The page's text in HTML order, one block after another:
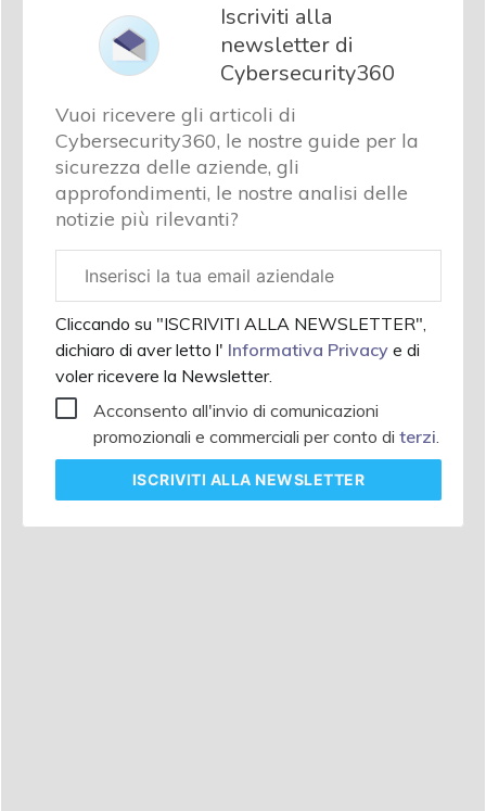
Iscriviti alla
newsletter di
Cybersecurity360
Vuoi ricevere gli articoli di
Cybersecurity360, le nostre guide per la
sicurezza delle aziende, gli
approfondimenti, le nostre analisi delle
notizie più rilevanti?
aziendale
Cliccando su "ISCRIVITI ALLA NEWSLETTER",
dichiaro di aver letto l' Informativa Privacy e di
voler ricevere la Newsletter.
Acconsento all'invio di comunicazioni
promozionali e commerciali per conto di terzi
ISCRIVITI ALLA NEWSLETTER